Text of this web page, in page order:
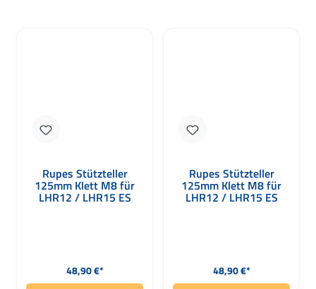
Rupes Stützteller
125mm Klett M8 für
LHR12 / LHR15 ES
Regulärer Preis:
48,90 €*
Rupes Stützteller
125mm Klett M8 für
LHR12 / LHR15 ES
Regulärer Preis:
48,90 €*